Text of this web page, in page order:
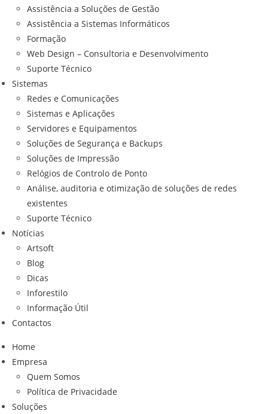
Assistência a Soluções de Gestão
Assistência a Sistemas Informáticos
Formação
Web Design – Consultoria e Desenvolvimento
Suporte Técnico
Sistemas
Redes e Comunicações
Sistemas e Aplicações
Servidores e Equipamentos
Soluções de Segurança e Backups
Soluções de Impressão
Relógios de Controlo de Ponto
Análise, auditoria e otimização de soluções de redes
existentes
Suporte Técnico
Notícias
Artsoft
Blog
Dicas
Inforestilo
Informação Útil
Contactos
Home
Empresa
Quem Somos
Política de Privacidade
Soluções